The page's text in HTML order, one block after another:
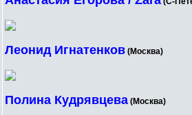
Леонид Игнатенков (Москва)
Полина Кудрявцева (Москва)